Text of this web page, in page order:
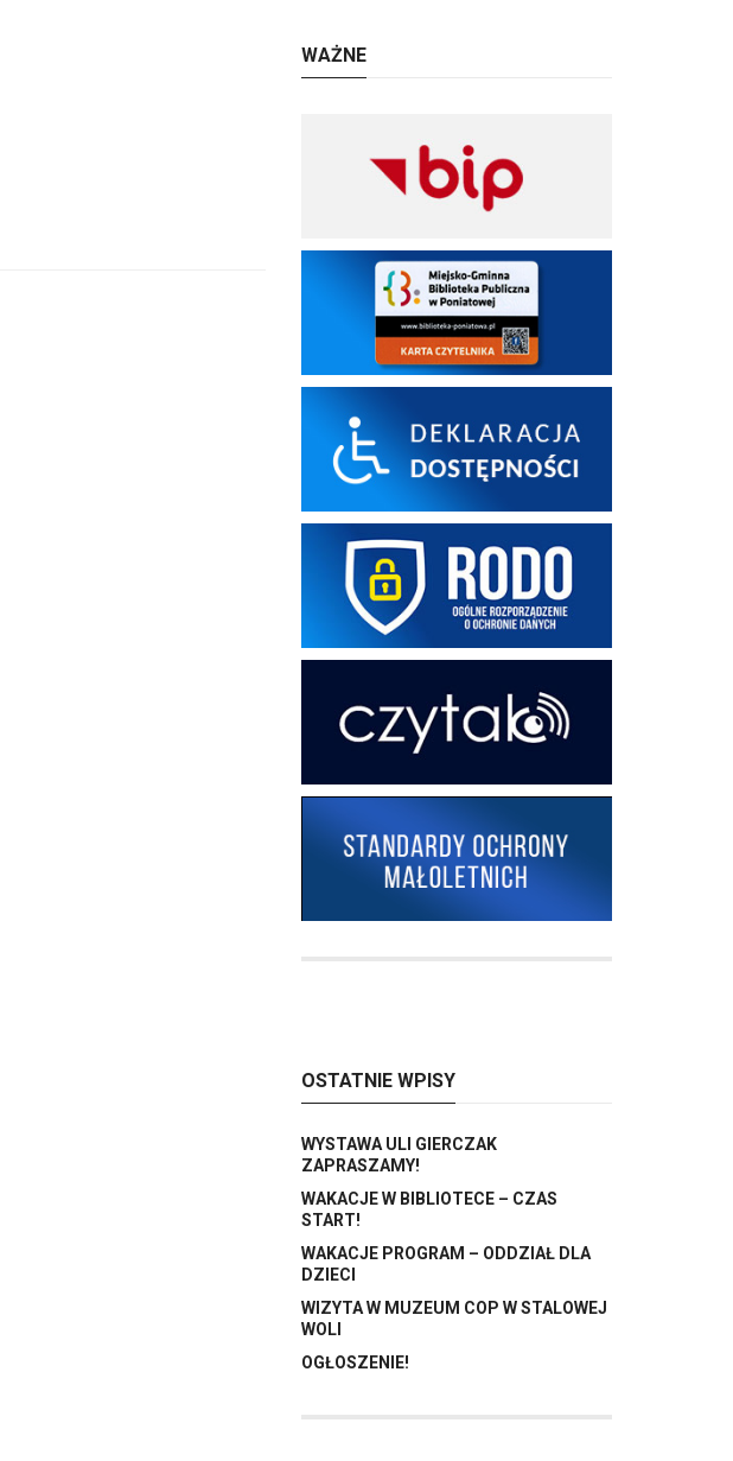
WAŻNE
OSTATNIE WPISY
WYSTAWA ULI GIERCZAK
ZAPRASZAMY!
WAKACJE W BIBLIOTECE – CZAS
START!
WAKACJE PROGRAM – ODDZIAŁ DLA
DZIECI
WIZYTA W MUZEUM COP W STALOWEJ
WOLI
OGŁOSZENIE!